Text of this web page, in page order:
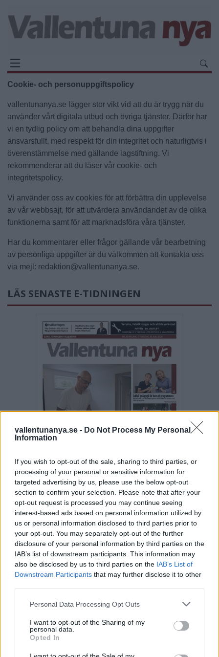
vallentunanya.se - Do Not Process My Personal
Information
If you wish to opt-out of the sale, sharing to third parties, or
processing of your personal or sensitive information for
targeted advertising by us, please use the below opt-out
section to confirm your selection. Please note that after your
opt-out request is processed you may continue seeing
interest-based ads based on personal information utilized by
us or personal information disclosed to third parties prior to
your opt-out. You may separately opt-out of the further
disclosure of your personal information by third parties on the
IAB’s list of downstream participants. This information may
also be disclosed by us to third parties on the IAB’s List of
Downstream Participants that may further disclose it to other
Personal Data Processing Opt Outs
I want to opt-out of the Sharing of my
personal data.
Opted In
Cookie- och personuppgiftspolicy
vallentunanya.se lägger stor vikt vid att du är trygg när du
använder vårt digitala utbud och övriga tjänster. Därför har
vi en tydlig policy om att behandla dina uppgifter
ansvarsfullt, med respekt för din integritet och naturligtvis i
överenstämmelse med gällande lagstiftning. Vi
rekommenderar att du läser vår cookie- och
integritetspolicy.
Vi använder oss av cookies för att förbättra din upplevelse
av vår webbsajt, för att utvärdera användandet av de olika
funktionerna samt för att marknadsföra våra tjänster.
Har du kommentarer eller frågor gällande vår bearbetning
av personliga uppgifter är du välkommen att kontakta oss
via mejl: redaktion@vallentunanya.se.
LÄS SENASTE E-TIDNINGEN
Fler E-tidningar
SENASTE NYTT
Här är en röd fläcki en blå kommun
NYHETER 2026-08-06 KL. 08:40
Så ser du meteorregnet och partiella solförmörkelsen